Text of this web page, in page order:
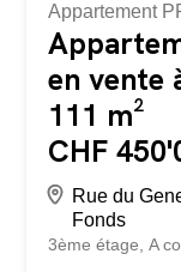
Appartement
en vente
111 m²
CHF
Rue du
Fonds
3ème étage A